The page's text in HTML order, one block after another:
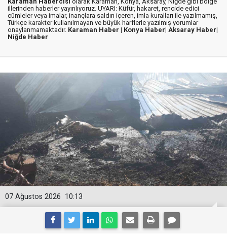
illerinden haberler yayınlıyoruz. UYARI: Küfür, hakaret, rencide edici
cümleler veya imalar, inançlara saldırı içeren, imla kuralları ile yazılmamış,
Türkçe karakter kullanılmayan ve büyük harflerle yazılmış yorumlar
onaylanmamaktadır. Karaman Haber | Konya Haber| Aksaray Haber|
Niğde Haber
10:13
07 Ağustos 2026